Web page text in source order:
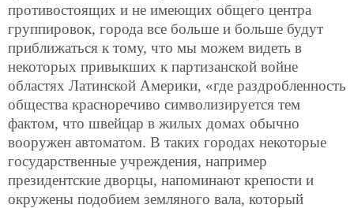
противостоящих и не имеющих общего центра
группировок, города все больше и больше будут
приближаться к тому, что мы можем видеть в
некоторых привыкших к партизанской войне
областях Латинской Америки, «где раздробленность
общества красноречиво символизируется тем
фактом, что швейцар в жилых домах обычно
вооружен автоматом. В таких городах некоторые
государственные учреждения, например
президентские дворцы, напоминают крепости и
окружены подобием земляного вала, который